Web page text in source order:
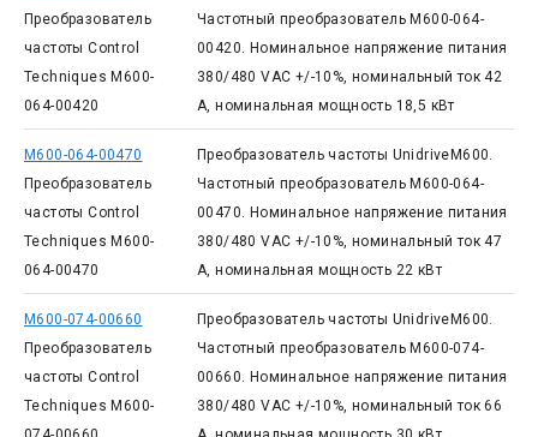
Преобразователь
частоты Control
Techniques M600-
064-00420
Частотный преобразователь M600-064-
00420. Номинальное напряжение питания
380/480 VAC +/-10%, номинальный ток 42
А, номинальная мощность 18,5 кВт
M600-064-00470
Преобразователь
частоты Control
Techniques M600-
064-00470
Преобразователь частоты UnidriveM600.
Частотный преобразователь M600-064-
00470. Номинальное напряжение питания
380/480 VAC +/-10%, номинальный ток 47
А, номинальная мощность 22 кВт
M600-074-00660
Преобразователь
частоты Control
Techniques M600-
Преобразователь частоты UnidriveM600.
Частотный преобразователь M600-074-
00660. Номинальное напряжение питания
380/480 VAC +/-10%, номинальный ток 66